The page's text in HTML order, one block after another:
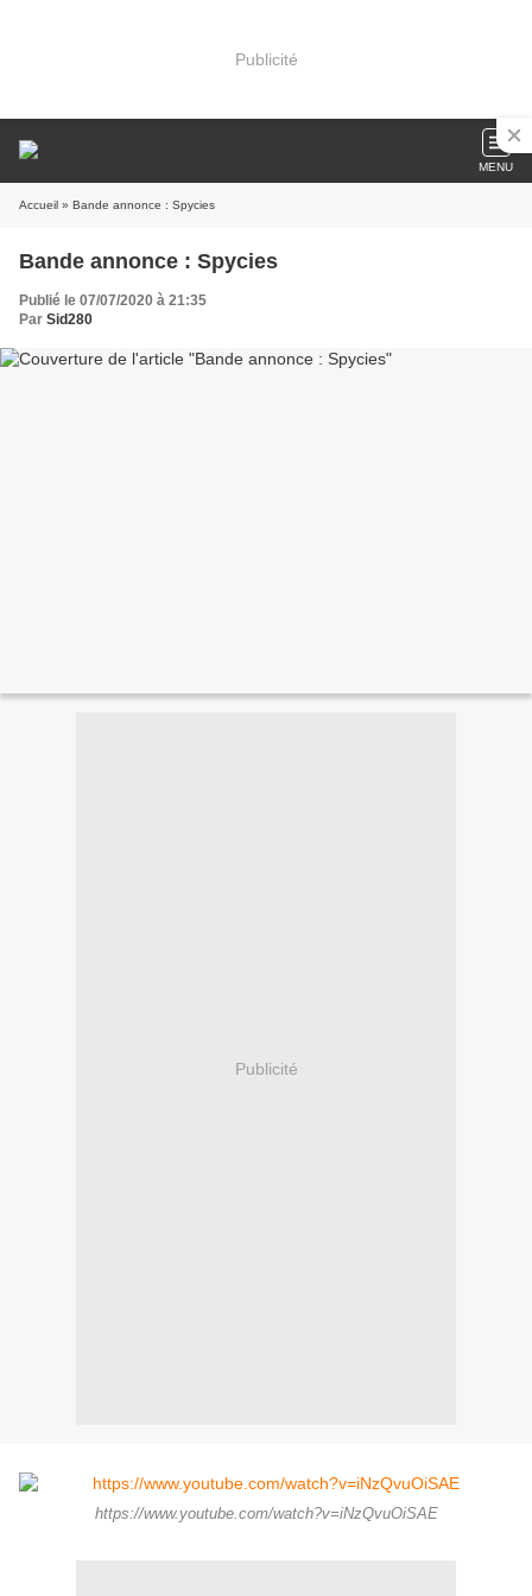
Publicité
MENU
Accueil » Bande annonce : Spycies
Bande annonce : Spycies
Publié le 07/07/2020 à 21:35
Par Sid280
Publicité
https://www.youtube.com/watch?v=iNzQvuOiSAE